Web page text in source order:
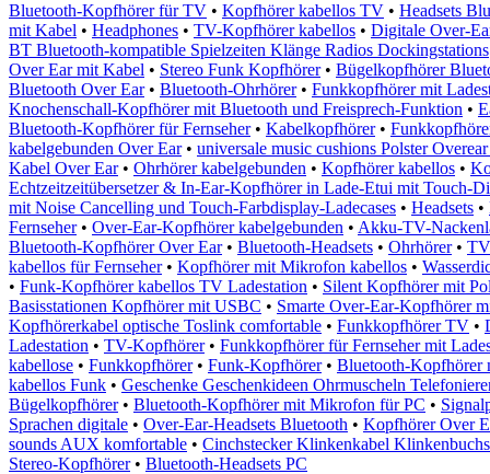
Bluetooth-Kopfhörer für TV • Kopfhörer kabellos TV • Headsets
mit Kabel • Headphones • TV-Kopfhörer kabellos • Digitale Over-
BT Bluetooth-kompatible Spielzeiten Klänge Radios Dockingstations
Over Ear mit Kabel • Stereo Funk Kopfhörer• Bügelkopfhörer
Bluetooth Over Ear• Bluetooth-Ohrhörer• Funkkopfhörer mit
Knochenschall-Kopfhörer mit Bluetooth und Freisprech-Funktion •
Bluetooth-Kopfhörer für Fernseher• Kabelkopfhörer•
kabelgebunden Over Ear• universale music cushions Polster
Kabel Over Ear• Ohrhörer kabelgebunden • Kopfhörer kabellos •
Echtzeitzeitübersetzer & In-Ear-Kopfhörer in Lade-Etui mit Touch-
mit Noise Cancelling und Touch-Farbdisplay-Ladecases • Headsets •
Fernseher• Over-Ear-Kopfhörer kabelgebunden • Akku-TV-
Bluetooth-Kopfhörer Over Ear• Bluetooth-Headsets • Ohrhörer•
kabellos für Fernseher• Kopfhörer mit Mikrofon kabellos •
• Funk-Kopfhörer kabellos TV Ladestation • Silent Kopfhörer mit
Basisstationen Kopfhörer mit USBC • Smarte Over-Ear-Kopfhörer
Kopfhörerkabel optische Toslink comfortable • Funkkopfhörer TV •
Ladestation • TV-Kopfhörer• Funkkopfhörer für Fernseher mit
kabellose • Funkkopfhörer• Funk-Kopfhörer• Bluetooth-Kopfhörer
kabellos Funk • Geschenke Geschenkideen Ohrmuscheln
Bügelkopfhörer• Bluetooth-Kopfhörer mit Mikrofon für PC •
Sprachen digitale • Over-Ear-Headsets Bluetooth • Kopfhörer Over
sounds AUX komfortable • Cinchstecker Klinkenkabel
Stereo-Kopfhörer• Bluetooth-Headsets PC